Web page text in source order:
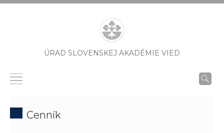
ÚRAD SLOVENSKEJ AKADÉMIE VIED
Cenník